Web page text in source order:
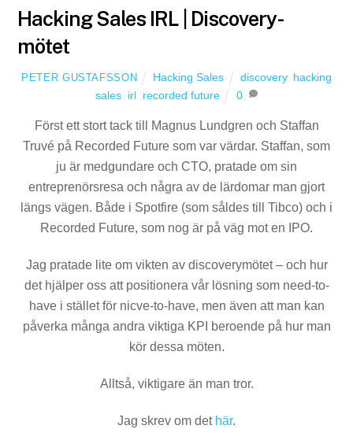
Hacking Sales IRL | Discovery-
mötet
PETER GUSTAFSSON Hacking Sales discovery, hacking
sales, irl, recorded future 0
Först ett stort tack till Magnus Lundgren och Staffan
Truvé på Recorded Future som var värdar. Staffan, som
ju är medgundare och CTO, pratade om sin
entreprenörsresa och några av de lärdomar man gjort
längs vägen. Både i Spotfire (som såldes till Tibco) och i
Recorded Future, som nog är på väg mot en IPO.
Jag pratade lite om vikten av discoverymötet – och hur
det hjälper oss att positionera vår lösning som need-to-
have i stället för nicve-to-have, men även att man kan
påverka många andra viktiga KPI beroende på hur man
kör dessa möten.
Alltså, viktigare än man tror.
Jag skrev om det här.